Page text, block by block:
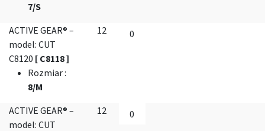
7/S
ACTIVE GEAR® –
model: CUT
C8120 [ C8118 ]
Rozmiar:
8/M
12
ACTIVE GEAR® –
model: CUT
12